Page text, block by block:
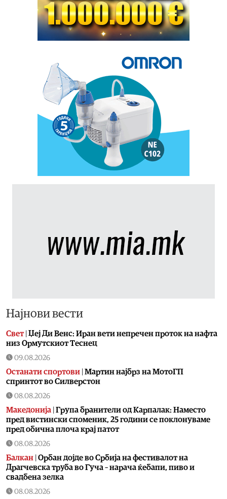
Најнови вести
Свет| Џеј Ди Венс: Иран вети непречен проток на нафта
низ Ормутскиот Теснец
09.08.2026
Останати спортови Мартин најбрз на МотоГП
спринтот во Силверстон
08.08.2026
Македонија Група бранители од Карпалак: Наместо
пред вистински споменик, 25 години се поклонуваме
пред обична плоча крај патот
08.08.2026
Балкан Орбан дојде во Србија на фестивалот на
Драгчевска труба во Гуча – нарача ќебапи, пиво и
свадбена зелка
08.08.2026